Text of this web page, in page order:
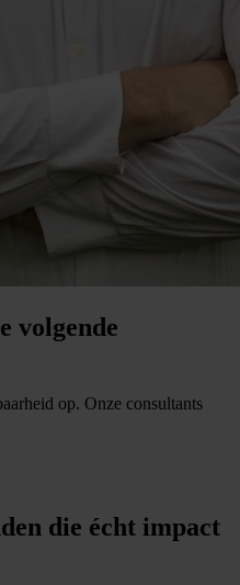
volgende
op. Onze consultants
die écht impact